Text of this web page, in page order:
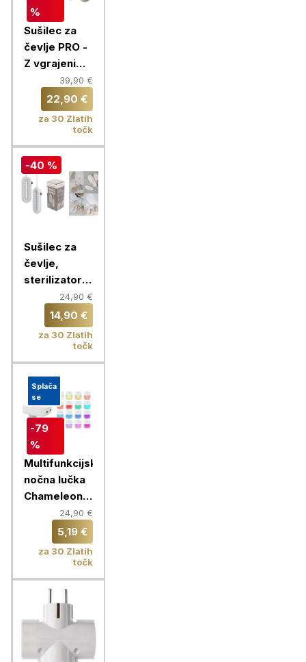
%
Sušilec za
čevlje PRO -
Z vgrajenim
časovnikom
in 360°
kroženjem
39,90 €
22,90 €
za 30 Zlatih
točk
-40 %
Sušilec za
čevlje,
sterilizator z
vgrajenim
časovnikom,
Chameleon
24,90 €
14,90 €
za 30 Zlatih
točk
Splača
se
-79
%
Multifunkcijska
nočna lučka
Chameleon +
hišni polnilec
2x USB
24,90 €
5,19 €
za 30 Zlatih
točk